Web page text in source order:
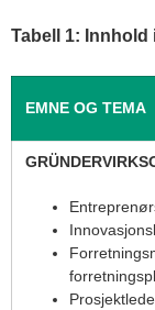
Tabell 1: Innhold
EMNE OG TEMA